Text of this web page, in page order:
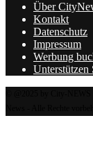
Über
Kontakt
Datenschutz
Impressum
Werbung